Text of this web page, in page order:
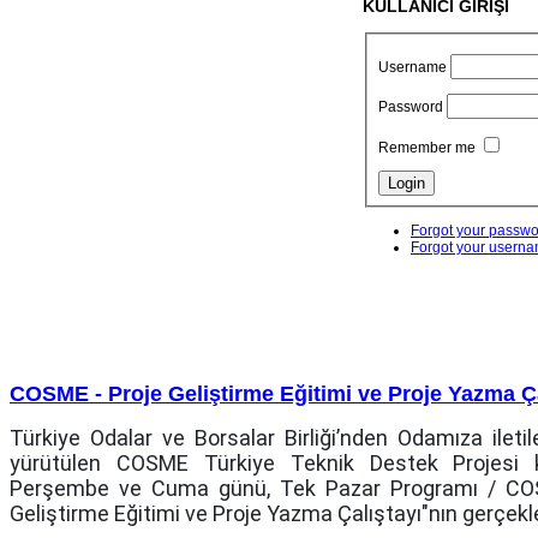
KULLANICI GİRİŞİ
Username
Password
Remember me
Forgot your
Forgot your
COSME - Proje Geliştirme Eğitimi ve Proje Yazma
Türkiye Odalar ve Borsalar Birliği’nden Odamıza
yürütülen COSME Türkiye Teknik Destek Projesi
Perşembe ve Cuma günü, Tek Pazar Programı /
Geliştirme Eğitimi ve Proje Yazma Çalıştayı"nın